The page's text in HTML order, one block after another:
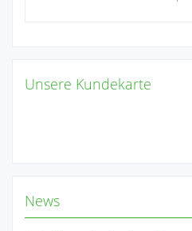
Unsere Kundekarte
News